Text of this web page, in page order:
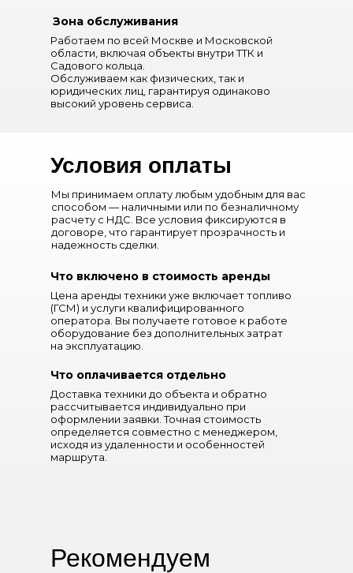
срочных и плановых высотных задач.
Зона обслуживания
Работаем по всей Москве и Московской
области, включая объекты внутри ТТК и
Садового кольца.
Обслуживаем как физических, так и
юридических лиц, гарантируя одинаково
высокий уровень сервиса.
Условия оплаты
Мы принимаем оплату любым удобным для вас
способом — наличными или по безналичному
расчету с НДС. Все условия фиксируются в
договоре, что гарантирует прозрачность и
надежность сделки.
Цена аренды техники уже включает топливо
(ГСМ) и услуги квалифицированного
оператора. Вы получаете готовое к работе
оборудование без дополнительных затрат
на эксплуатацию.
Что включено в стоимость аренды
Доставка техники до объекта и обратно
рассчитывается индивидуально при
оформлении заявки. Точная стоимость
определяется совместно с менеджером,
исходя из удаленности и особенностей
маршрута.
Что оплачивается отдельно
Рекомендуем